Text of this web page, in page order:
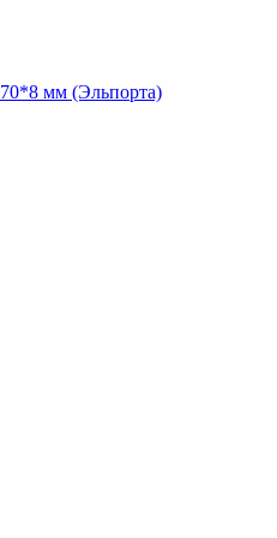
мм (Эльпорта)